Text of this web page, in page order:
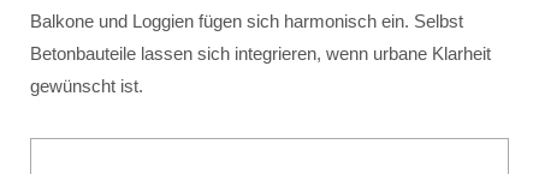
Balkone und Loggien fügen sich harmonisch ein. Selbst
Betonbauteile lassen sich integrieren, wenn urbane Klarheit
gewünscht ist.